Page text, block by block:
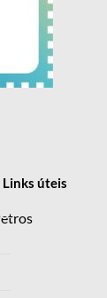
Linksúteis